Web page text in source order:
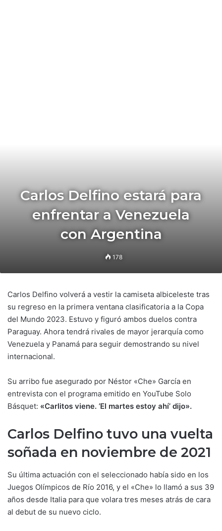
Carlos Delfino estará para
enfrentar a Venezuela
con Argentina
178
Carlos Delfino volverá a vestir la camiseta albiceleste tras
su regreso en la primera ventana clasificatoria a la Copa
del Mundo 2023. Estuvo y figuró ambos duelos contra
Paraguay. Ahora tendrá rivales de mayor jerarquía como
Venezuela y Panamá para seguir demostrando su nivel
internacional.
Su arribo fue asegurado por Néstor «Che» García en
entrevista con el programa emitido en YouTube Solo
Básquet: «Carlitos viene. ‘El martes estoy ahí’ dijo».
Carlos Delfino tuvo una vuelta
soñada en noviembre de 2021
Su última actuación con el seleccionado había sido en los
Juegos Olímpicos de Río 2016, y el «Che» lo llamó a sus 39
años desde Italia para que volara tres meses atrás de cara
al debut de su nuevo ciclo.